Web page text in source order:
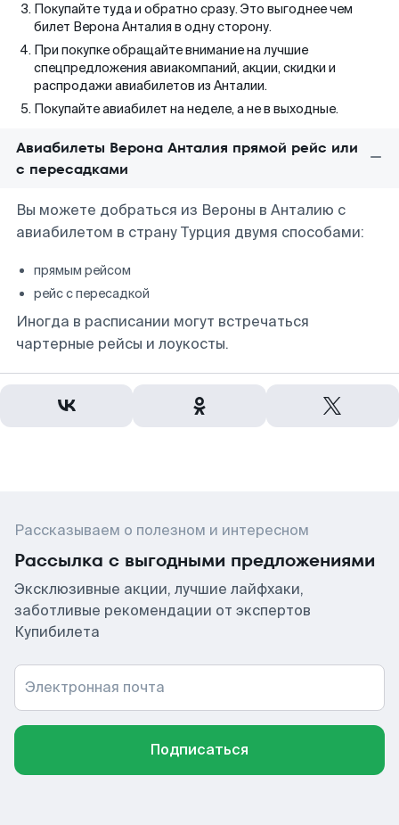
Покупайте туда и обратно сразу. Это выгоднее чем
билет Верона Анталия в одну сторону.
При покупке обращайте внимание на лучшие
спецпредложения авиакомпаний, акции, скидки и
распродажи авиабилетов из Анталии.
Покупайте авиабилет на неделе, а не в выходные.
Авиабилеты Верона Анталия прямой рейс или
с пересадками
Вы можете добраться из Вероны в Анталию с
авиабилетом в страну Турция двумя способами:
прямым рейсом
рейс с пересадкой
Иногда в расписании могут встречаться
чартерные рейсы и лоукосты.
Рассказываем о полезном и интересном
Рассылка с выгодными предложениями
Эксклюзивные акции, лучшие лайфхаки,
заботливые рекомендации от экспертов
Купибилета
Электронная почта
Подписаться